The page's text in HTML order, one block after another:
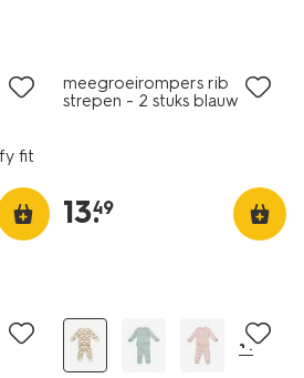
fit
meegroeirompers rib
strepen - 2 stuks blauw
13.
49
+1